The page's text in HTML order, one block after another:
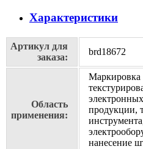
Характеристики
Артикул для
заказа:
brd18672
Область
применения:
Маркировка
продукции,
нанесение